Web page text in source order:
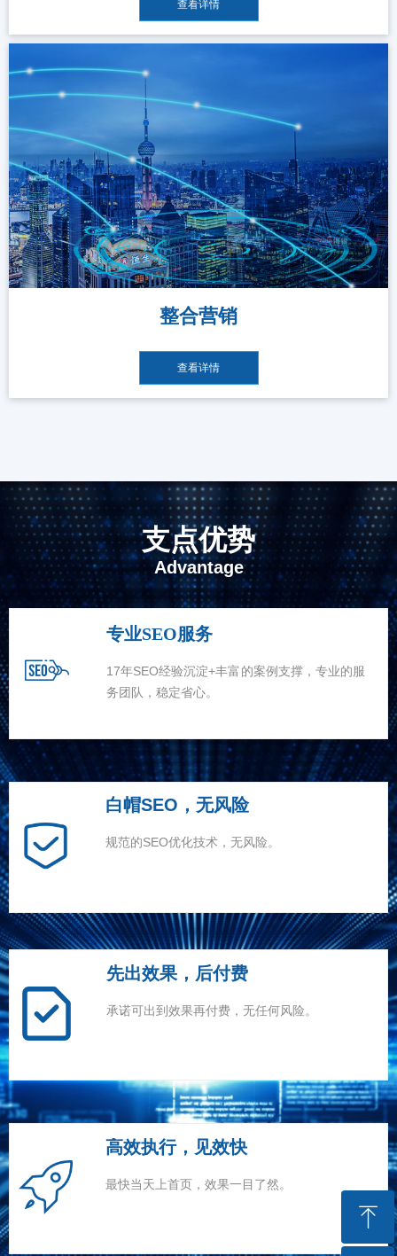
查看详情
整合营销
查看详情
支点优势
Advantage
专业SEO服务
17年SEO经验沉淀+丰富的案例支撑，专业的服
务团队，稳定省心。
白帽SEO，无风险
规范的SEO优化技术，无风险。
先出效果，后付费
承诺可出到效果再付费，无任何风险。
高效执行，见效快
最快当天上首页，效果一目了然。
ꁸ